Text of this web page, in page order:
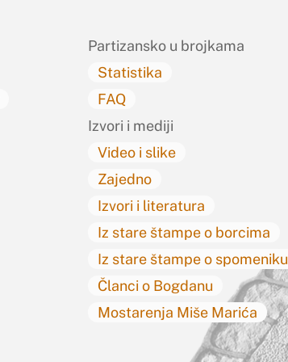
Partizansko u brojkama
Statistika
FAQ
Izvori i mediji
Video i slike
Zajedno
Izvori i literatura
Iz stare štampe o borcima
Iz stare štampe o spomeniku
Članci o Bogdanu
Mostarenja Miše Marića